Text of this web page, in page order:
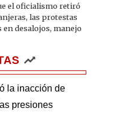
el oficialismo retiró
las protestas
desalojos, manejo
la inacción de
presiones